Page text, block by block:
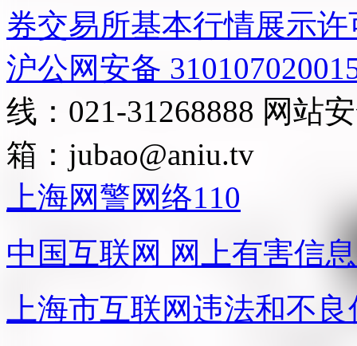
券交易所基本行情展示许
沪公网安备
线：021-31268888 网站
箱： jubao@aniu.tv
上海网警网络110
中国互联网 网上有害信
上海市互联网违法和不